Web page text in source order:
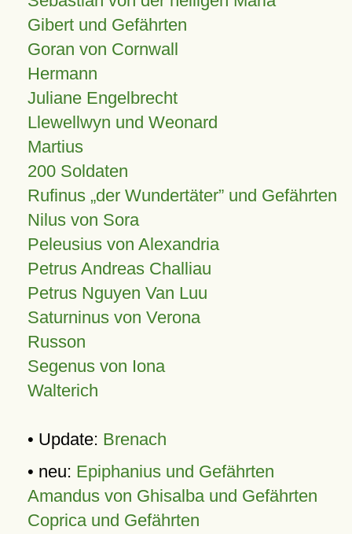
Gibert und Gefährten
Goran von Cornwall
Hermann
Juliane Engelbrecht
Llewellwyn und Weonard
Martius
200 Soldaten
Rufinus „der Wundertäter” und Gefährten
Nilus von Sora
Peleusius von Alexandria
Petrus Andreas Challiau
Petrus Nguyen Van Luu
Saturninus von Verona
Russon
Segenus von Iona
Walterich
• Update: Brenach
• neu: Epiphanius und Gefährten
Amandus von Ghisalba und Gefährten
Coprica und Gefährten